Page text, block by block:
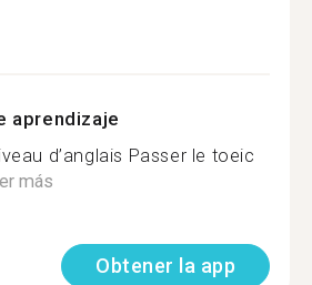
aprendizaje
d’anglais Passer le toeic
más
Obtener la app